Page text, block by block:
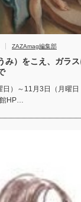
ZAZAmag編集部
み）をこえ、ガラ
）～11月3日（月曜日
HP…